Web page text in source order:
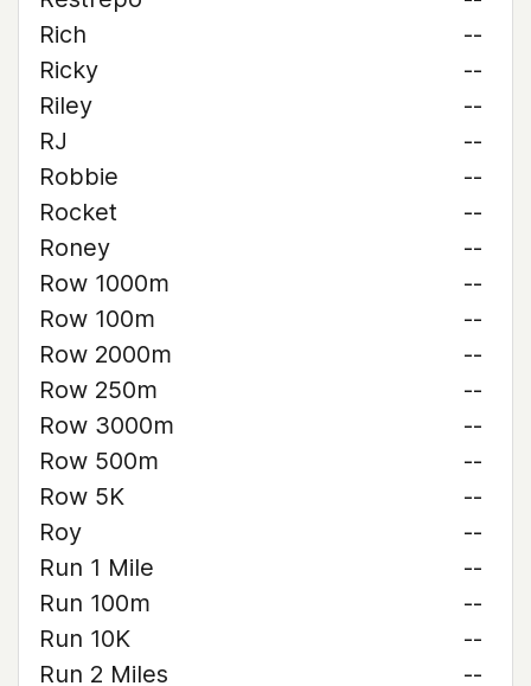
Rich
--
Ricky
--
Riley
--
RJ
--
Robbie
--
Rocket
--
Roney
--
Row 1000m
--
Row 100m
--
Row 2000m
--
Row 250m
--
Row 3000m
--
Row 500m
--
Row 5K
--
Roy
--
Run 1 Mile
--
Run 100m
--
Run 10K
--
Run 2 Miles
--